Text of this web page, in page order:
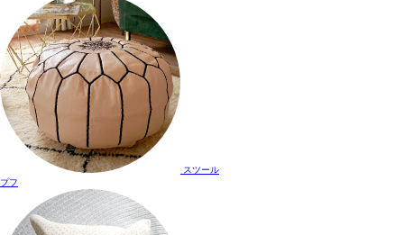
スツール
プフ